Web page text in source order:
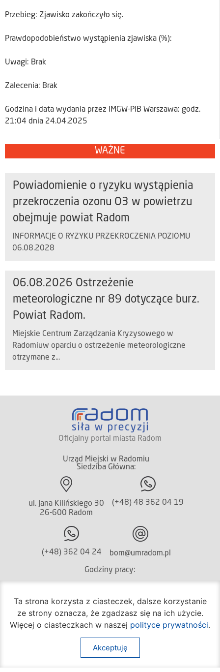
Przebieg: Zjawisko zakończyło się.
Prawdopodobieństwo wystąpienia zjawiska (%):
Uwagi: Brak
Zalecenia: Brak
Godzina i data wydania przez IMGW-PIB Warszawa: godz.
21:04 dnia 24.04.2025
WAŻNE
Powiadomienie o ryzyku wystąpienia
przekroczenia ozonu O3 w powietrzu
obejmuje powiat Radom
INFORMACJE O RYZYKU PRZEKROCZENIA POZIOMU
06.08.2028
06.08.2026 Ostrzeżenie
meteorologiczne nr 89 dotyczące burz.
Powiat Radom.
Miejskie Centrum Zarządzania Kryzysowego w
Radomiuw oparciu o ostrzeżenie meteorologiczne
otrzymane z...
Oficjalny portal miasta Radom
Urząd Miejski w Radomiu
Siedziba Główna:
ul. Jana Kilińskiego 30
26-600 Radom
(+48) 48 362 04 19
(+48) 362 04 24 bom@umradom.pl
Godziny pracy:
poniedziałek – piątek
godz.7:30 – 16:30
Pozostałe wydziały
poniedziałek – piątek
7:30 – 15:30
Ta strona korzysta z ciasteczek, dalsze korzystanie
ze strony oznacza, że zgadzasz się na ich użycie.
Więcej o ciasteczkach w naszej polityce prywatności.
Akceptuję